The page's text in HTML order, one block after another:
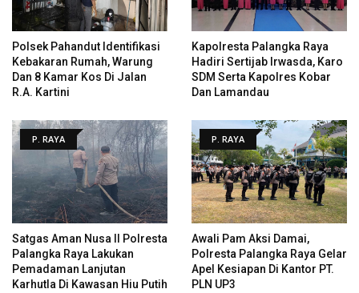
Polsek Pahandut Identifikasi
Kebakaran Rumah, Warung
Dan 8 Kamar Kos Di Jalan
R.A. Kartini
Kapolresta Palangka Raya
Hadiri Sertijab Irwasda, Karo
SDM Serta Kapolres Kobar
Dan Lamandau
P. RAYA
Satgas Aman Nusa II Polresta
Palangka Raya Lakukan
Pemadaman Lanjutan
Karhutla Di Kawasan Hiu Putih
P. RAYA
Awali Pam Aksi Damai,
Polresta Palangka Raya Gelar
Apel Kesiapan Di Kantor PT.
PLN UP3